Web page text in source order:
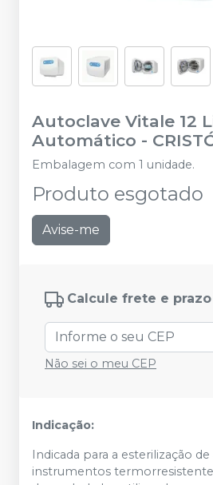
Autoclave Vitale 12
Automático -
Embalagem com 1 unidade.
Produto esgotado
Avise-me
Calcule frete e prazo
Não sei o meu CEP
Indicação:
Indicada para a esterilização
instrumentos